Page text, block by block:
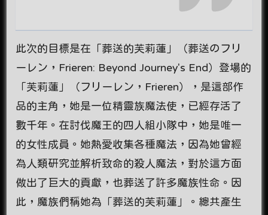
此次的目標是在「葬送的芙莉蓮」（葬送のフリ
ーレン，Frieren: Beyond Journey's End）登場的
「芙莉蓮」（フリーレン，Frieren），是這部作
品的主角，她是一位精靈族魔法使，已經存活了
數千年。在討伐魔王的四人組小隊中，她是唯一
的女性成員。她熱愛收集各種魔法，因為她曾經
為人類研究並解析致命的殺人魔法，對於這方面
做出了巨大的貢獻，也葬送了許多魔族性命。因
此，魔族們稱她為「葬送的芙莉蓮」。總共產生